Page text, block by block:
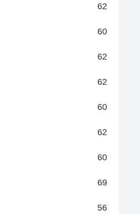
62
60
62
62
60
62
60
69
56